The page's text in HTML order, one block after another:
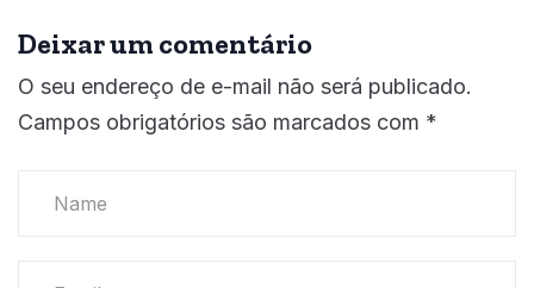
Deixar um comentário
O seu endereço de e-mail não será publicado.
Campos obrigatórios são marcados com *